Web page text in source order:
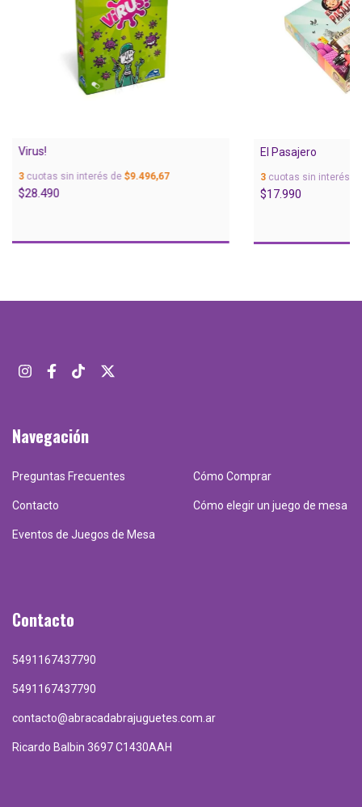
Virus!
3cuotas sin interés de$9.496,67
$28.490
El Pasajero
3cuotas sin interés
$17.990
Navegación
Preguntas Frecuentes Cómo Comprar
Contacto Cómo elegir un juego de mesa
Eventos de Juegos de Mesa
Contacto
5491167437790
5491167437790
contacto@abracadabrajuguetes.com.ar
Ricardo Balbin 3697 C1430AAH